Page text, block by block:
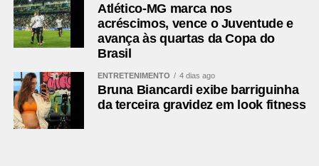
Atlético-MG marca nos
acréscimos, vence o Juventude e
avança às quartas da Copa do
Brasil
ENTRETENIMENTO 4 dias ago
Bruna Biancardi exibe barriguinha
da terceira gravidez em look fitness